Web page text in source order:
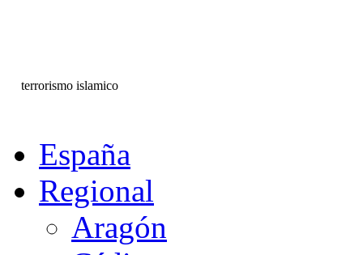
terrorismo islamico
España
Regional
Aragón